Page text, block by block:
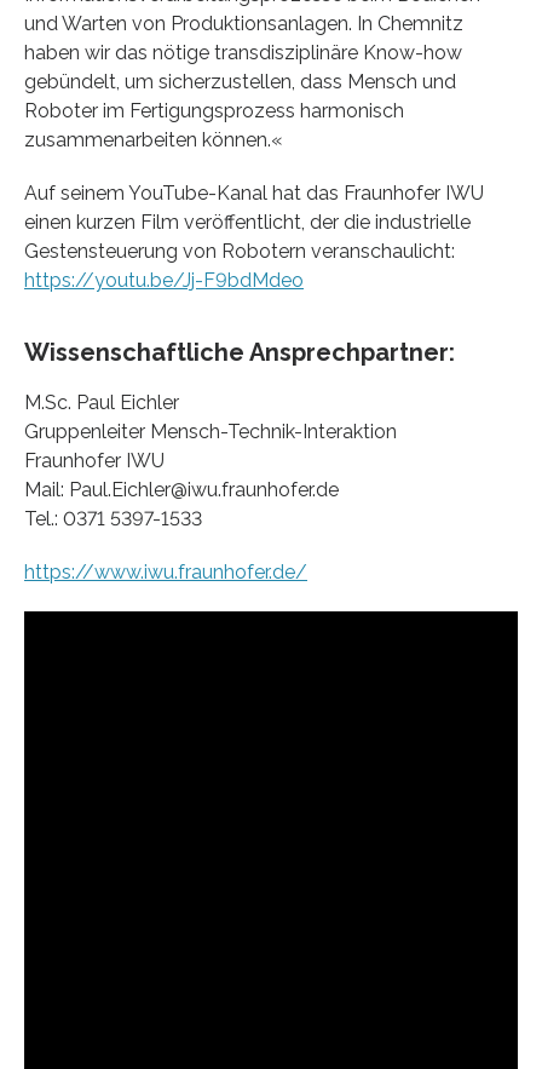
und Warten von Produktionsanlagen. In Chemnitz
haben wir das nötige transdisziplinäre Know-how
gebündelt, um sicherzustellen, dass Mensch und
Roboter im Fertigungsprozess harmonisch
zusammenarbeiten können.«
Auf seinem YouTube-Kanal hat das Fraunhofer IWU
einen kurzen Film veröffentlicht, der die industrielle
Gestensteuerung von Robotern veranschaulicht:
https://youtu.be/Jj-F9bdMdeo
Wissenschaftliche Ansprechpartner:
M.Sc. Paul Eichler
Gruppenleiter Mensch-Technik-Interaktion
Fraunhofer IWU
Mail: Paul.Eichler@iwu.fraunhofer.de
Tel.: 0371 5397-1533
https://www.iwu.fraunhofer.de/